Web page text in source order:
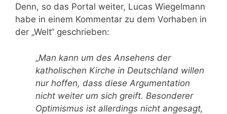
Denn, so das Portal weiter, Lucas Wiegelmann
habe in einem Kommentar zu dem Vorhaben in
der „Welt“ geschrieben:
„Man kann um des Ansehens der
katholischen Kirche in Deutschland willen
nur hoffen, dass diese Argumentation
nicht weiter um sich greift. Besonderer
Optimismus ist allerdings nicht angesagt,